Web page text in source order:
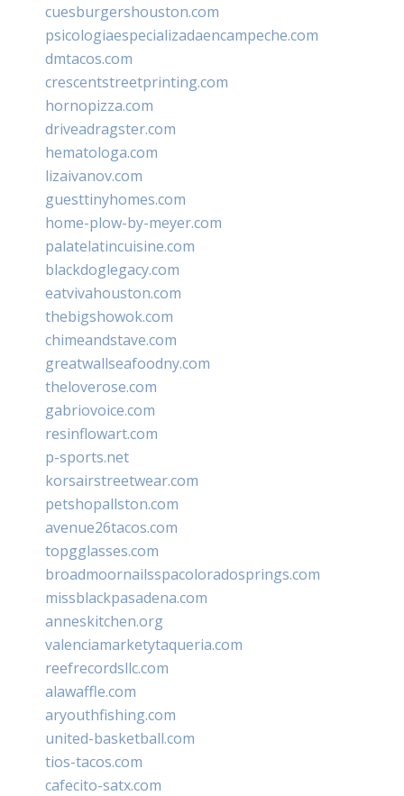
cuesburgershouston.com
psicologiaespecializadaencampeche.com
dmtacos.com
crescentstreetprinting.com
hornopizza.com
driveadragster.com
hematologa.com
lizaivanov.com
guesttinyhomes.com
home-plow-by-meyer.com
palatelatincuisine.com
blackdoglegacy.com
eatvivahouston.com
thebigshowok.com
chimeandstave.com
greatwallseafoodny.com
theloverose.com
gabriovoice.com
resinflowart.com
p-sports.net
korsairstreetwear.com
petshopallston.com
avenue26tacos.com
topgglasses.com
broadmoornailsspacoloradosprings.com
missblackpasadena.com
anneskitchen.org
valenciamarketytaqueria.com
reefrecordsllc.com
alawaffle.com
aryouthfishing.com
united-basketball.com
tios-tacos.com
cafecito-satx.com